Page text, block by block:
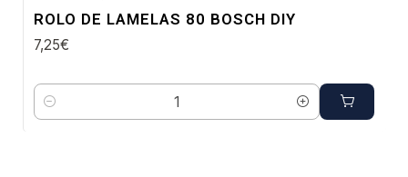
ROLO DE LAMELAS 80 BOSCH DIY
7,25€
Quantidade